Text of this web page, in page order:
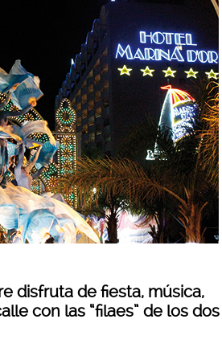
disfruta de fiesta, música,
con las “filaes” de los dos